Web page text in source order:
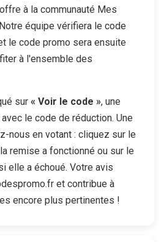
à la communauté Mes
équipe vérifiera le code
le code promo sera ensuite
à l'ensemble des
sur « Voir le code », une
le code de réduction. Une
nous en votant : cliquez sur le
remise a fonctionné ou sur le
elle a échoué. Votre avis
et contribue à
encore plus pertinentes !